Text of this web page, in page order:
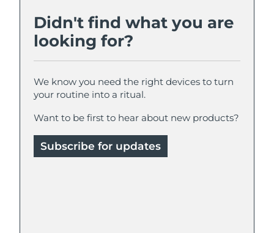
Didn't find what you are
looking for?
We know you need the right devices to turn
your routine into a ritual.
Want to be first to hear about new products?
Subscribe for updates